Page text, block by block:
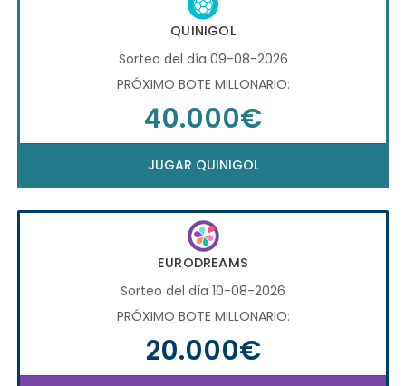
QUINIGOL
Sorteo del día 09-08-2026
PRÓXIMO BOTE MILLONARIO:
40.000€
JUGAR QUINIGOL
EURODREAMS
Sorteo del día 10-08-2026
PRÓXIMO BOTE MILLONARIO:
20.000€